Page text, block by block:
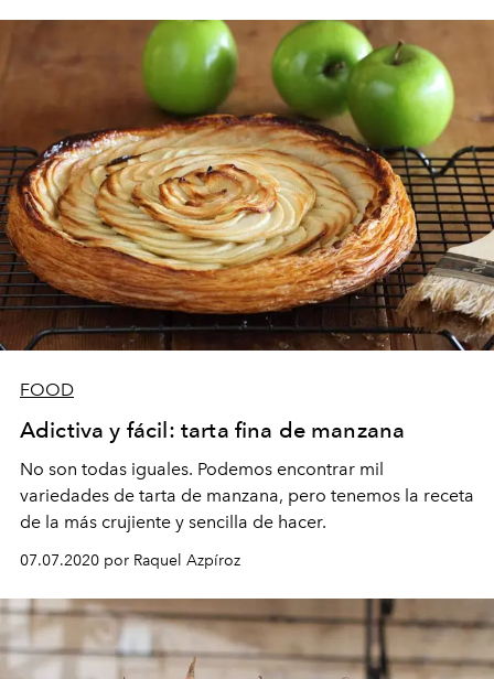
FOOD
Adictiva y fácil: tarta fina de manzana
No son todas iguales. Podemos encontrar mil
variedades de tarta de manzana, pero tenemos la receta
de la más crujiente y sencilla de hacer.
07.07.2020 por Raquel Azpíroz